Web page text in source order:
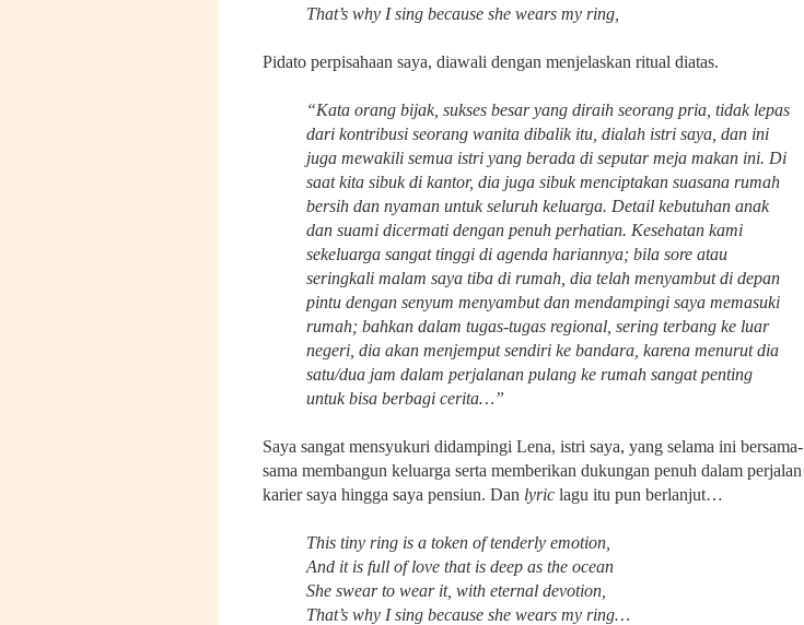
That’s why I sing because she wears my ring,
Pidato perpisahaan saya, diawali dengan menjelaskan ritual diatas.
“Kata orang bijak, sukses besar yang diraih seorang pria, tidak lepas
dari kontribusi seorang wanita dibalik itu, dialah istri saya, dan ini
juga mewakili semua istri yang berada di seputar meja makan ini. Di
saat kita sibuk di kantor, dia juga sibuk menciptakan suasana rumah
bersih dan nyaman untuk seluruh keluarga. Detail kebutuhan anak
dan suami dicermati dengan penuh perhatian. Kesehatan kami
sekeluarga sangat tinggi di agenda hariannya; bila sore atau
seringkali malam saya tiba di rumah, dia telah menyambut di depan
pintu dengan senyum menyambut dan mendampingi saya memasuki
rumah; bahkan dalam tugas-tugas regional, sering terbang ke luar
negeri, dia akan menjemput sendiri ke bandara, karena menurut dia
satu/dua jam dalam perjalanan pulang ke rumah sangat penting
untuk bisa berbagi cerita…”
Saya sangat mensyukuri didampingi Lena, istri saya, yang selama ini bersama-
sama membangun keluarga serta memberikan dukungan penuh dalam perjalan
karier saya hingga saya pensiun. Dan lyriclagu itu pun berlanjut…
This tiny ring is a token of tenderly emotion,
And it is full of love that is deep as the ocean
She swear to wear it, with eternal devotion,
That’s why I sing because she wears my ring…